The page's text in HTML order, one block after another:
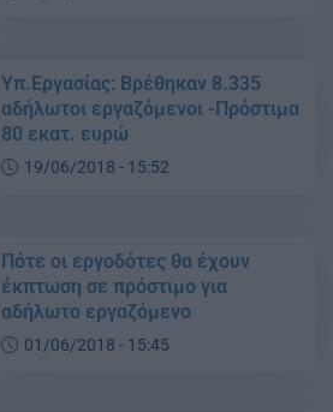
Υπ.Εργασίας: Βρέθηκαν 8.335
αδήλωτοι εργαζόμενοι -Πρόστιμα
80 εκατ. ευρώ
19/06/2018 - 15:52
Πότε οι εργοδότες θα έχουν
έκπτωση σε πρόστιμο για
αδήλωτο εργαζόμενο
01/06/2018 - 15:45